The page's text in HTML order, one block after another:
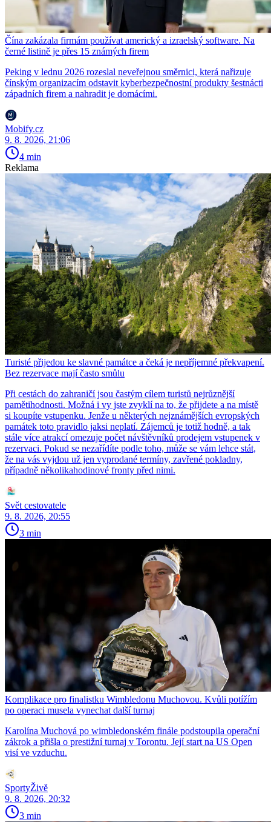
Čína zakázala firmám používat americký a izraelský software. Na
černé listině je přes 15 známých firem
Peking v lednu 2026 rozeslal neveřejnou směrnici, která nařizuje
čínským organizacím odstavit kyberbezpečnostní produkty šestnácti
západních firem a nahradit je domácími.
Mobify.cz
9. 8. 2026, 21:06
4 min
Reklama
Turisté přijedou ke slavné památce a čeká je nepříjemné překvapení.
Bez rezervace mají často smůlu
Při cestách do zahraničí jsou častým cílem turistů nejrůznější
pamětihodnosti. Možná i vy jste zvyklí na to, že přijdete a na místě
si koupíte vstupenku. Jenže u některých nejznámějších evropských
památek toto pravidlo jaksi neplatí. Zájemců je totiž hodně, a tak
stále více atrakcí omezuje počet návštěvníků prodejem vstupenek v
rezervaci. Pokud se nezařídíte podle toho, může se vám lehce stát,
že na vás vyjdou už jen vyprodané termíny, zavřené pokladny,
případně několikahodinové fronty před nimi.
Svět cestovatele
9. 8. 2026, 20:55
3 min
Komplikace pro finalistku Wimbledonu Muchovou. Kvůli potížím
po operaci musela vynechat další turnaj
Karolína Muchová po wimbledonském finále podstoupila operační
zákrok a přišla o prestižní turnaj v Torontu. Její start na US Open
visí ve vzduchu.
SportyŽivě
9. 8. 2026, 20:32
3 min